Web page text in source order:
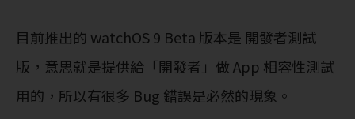
目前推出的 watchOS 9 Beta 版本是 開發者測試
版，意思就是提供給「開發者」做 App 相容性測試
用的，所以有很多 Bug 錯誤是必然的現象。